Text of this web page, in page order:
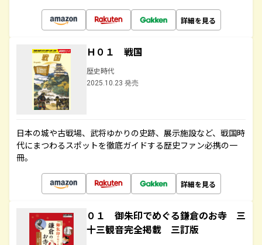
詳細を見る
Ｈ０１ 戦国
歴史時代
2025.10.23 発売
日本の城や古戦場、武将ゆかりの史跡、展示施設など、戦国時
代にまつわるスポットを徹底ガイドする歴史ファン必携の一
冊。
詳細を見る
０１ 御朱印でめぐる鎌倉のお寺 三
十三観音完全掲載 三訂版